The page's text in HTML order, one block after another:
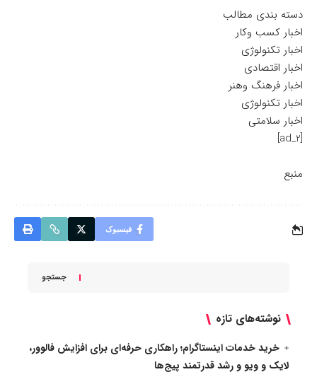
دسته بندی مطالب
اخبار کسب وکار
اخبار تکنولوژی
اخبار اقتصادی
اخبار فرهنگ وهنر
اخبار تکنولوژی
اخبار سلامتی
[ad_2]
منبع
فیسبوک
جستجو
نوشته‌های تازه
خرید خدمات اینستاگرام؛ راهکاری حرفه‌ای برای افزایش فالوور،
لایک و ویو و رشد قدرتمند پیج‌ها